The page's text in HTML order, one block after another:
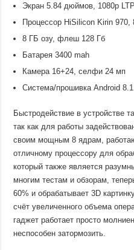
Экран 5.84 дюймов, 1080p
Процессор HiSilicon Kirin 970,
8 ГБ озу, флеш 128 Гб
Батарея 3400 mah
Камера 16+24, селфи 24 мп
Система/прошивка Android
Быстродействие в устройстве
так как для работы
своим мощным 8 ядрам,
отличному процессору для
который также является
многим тестам и обзорам,
60% и обрабатывает 3D
счёт увеличенного объема
гаджет работает просто
неспособен затормозить.